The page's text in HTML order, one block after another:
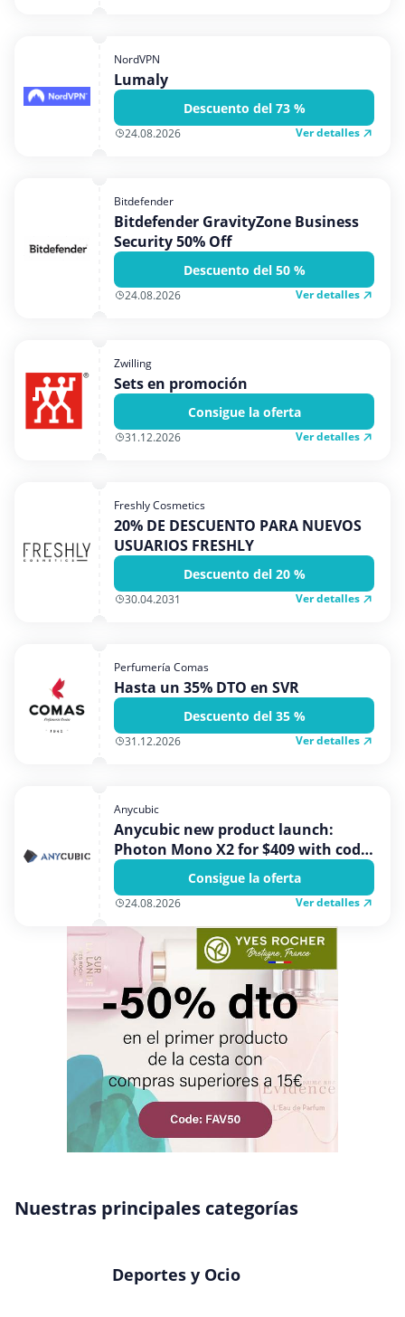
NordVPN
Lumaly
Descuento del 73 %
24.08.2026 Ver detalles
Bitdefender
Bitdefender GravityZone Business
Security 50% Off
Descuento del 50 %
24.08.2026 Ver detalles
Zwilling
Sets en promoción
Consigue la oferta
31.12.2026 Ver detalles
Freshly Cosmetics
20% DE DESCUENTO PARA NUEVOS
USUARIOS FRESHLY
Descuento del 20 %
30.04.2031 Ver detalles
Perfumería Comas
Hasta un 35% DTO en SVR
Descuento del 35 %
31.12.2026 Ver detalles
Anycubic
Anycubic new product launch:
Photon Mono X2 for $409 with code
PAYPAL
Consigue la oferta
24.08.2026 Ver detalles
Nuestras principales categorías
Deportes y Ocio